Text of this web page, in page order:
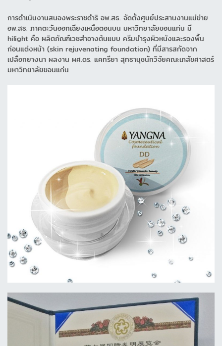
การดำเนินงานสนองพระราชดำริ อพ.สธ. จัดตั้งศูนย์ประสานงานแม่ข่าย
อพ.สธ. ภาคตะวันออกเฉียงเหนือตอนบน มหาวิทยาลัยขอนแก่น มี
hilight คือ ผลิตภัณฑ์เวชสำอางต้นแบบ ครีมบำรุงผิวหนังและรองพื้น
ก่อนแต่งหน้า (skin rejuvenating foundation) ที่มีสารสกัดจาก
เปลือกยางนา ผลงาน ผศ.ดร. แคทรียา สุทธานุชนักวิจัยคณะเภสัชศาสตร์
มหาวิทยาลัยขอนแก่น